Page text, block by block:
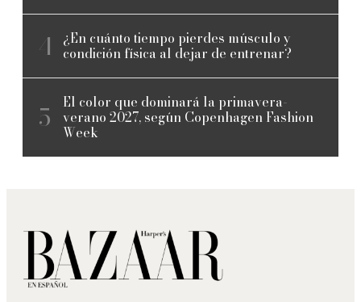
¿En cuánto tiempo pierdes músculo y
condición física al dejar de entrenar?
El color que dominará la primavera-
verano 2027, según Copenhagen Fashion
Week